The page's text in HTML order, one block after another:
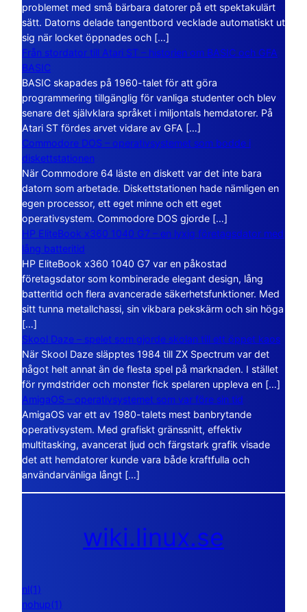
problemet med små bärbara datorer på ett spektakulärt
sätt. Datorns delade tangentbord vecklade automatiskt ut
sig när locket öppnades och […]
Från stordator till Atari ST – historien om BASIC och GFA
BASIC
BASIC skapades på 1960-talet för att göra
programmering tillgänglig för vanliga studenter och blev
senare det självklara språket i miljontals hemdatorer. På
Atari ST fördes arvet vidare av GFA […]
Commodore DOS – operativsystemet som bodde i
diskettstationen
När Commodore 64 läste en diskett var det inte bara
datorn som arbetade. Diskettstationen hade nämligen en
egen processor, ett eget minne och ett eget
operativsystem. Commodore DOS gjorde […]
HP EliteBook x360 1040 G7 – en lyxig företagsdator med
lång batteritid
HP EliteBook x360 1040 G7 var en påkostad
företagsdator som kombinerade elegant design, lång
batteritid och flera avancerade säkerhetsfunktioner. Med
sitt tunna metallchassi, sin vikbara pekskärm och sin höga
[…]
Skool Daze – spelet som gjorde skolan till ett öppet kaos
När Skool Daze släpptes 1984 till ZX Spectrum var det
något helt annat än de flesta spel på marknaden. I stället
för rymdstrider och monster fick spelaren uppleva en […]
AmigaOS – operativsystemet som var före sin tid
AmigaOS var ett av 1980-talets mest banbrytande
operativsystem. Med grafiskt gränssnitt, effektiv
multitasking, avancerat ljud och färgstark grafik visade
det att hemdatorer kunde vara både kraftfulla och
användarvänliga långt […]
wiki.linux.se
nl(1)
nohup(1)